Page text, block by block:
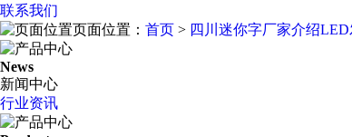
联系我们
页面位置： 首页 > 四川迷你字厂家介绍
News
新闻中心
行业资讯